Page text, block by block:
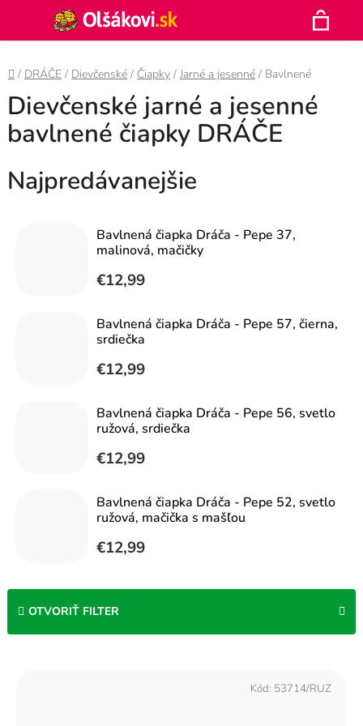
obsah
Hľadať
Domov
/ DRÁČE / Dievčenské / Čiapky / Jarné a jesenné / Bavlnené
Dievčenské jarné a jesenné
bavlnené čiapky DRÁČE
Najpredávanejšie
Bavlnená čiapka Dráča - Pepe 37,
malinová, mačičky
€12,99
Bavlnená čiapka Dráča - Pepe 57, čierna,
srdiečka
€12,99
Bavlnená čiapka Dráča - Pepe 56, svetlo
ružová, srdiečka
€12,99
Bavlnená čiapka Dráča - Pepe 52, svetlo
ružová, mačička s mašľou
€12,99
OTVORIŤ FILTER
Kód: 53714/RUZ